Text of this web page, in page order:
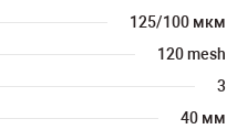
125/100 мкм
120 mesh
3
40 мм